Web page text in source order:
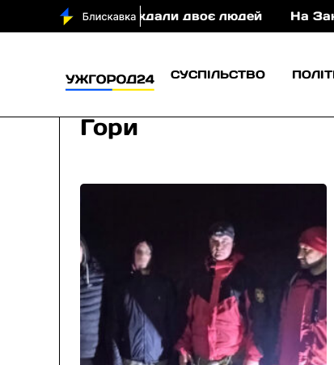
двоє людей На Закарпатті
СУСПІЛЬСТВО
Гори